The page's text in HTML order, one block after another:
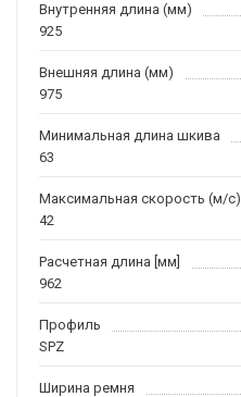
Внутренняя длина (мм)
925
Внешняя длина (мм)
975
Минимальная длина шкива
63
Максимальная скорость (м/c)
42
Расчетная длина [мм]
962
Профиль
SPZ
Ширина ремня